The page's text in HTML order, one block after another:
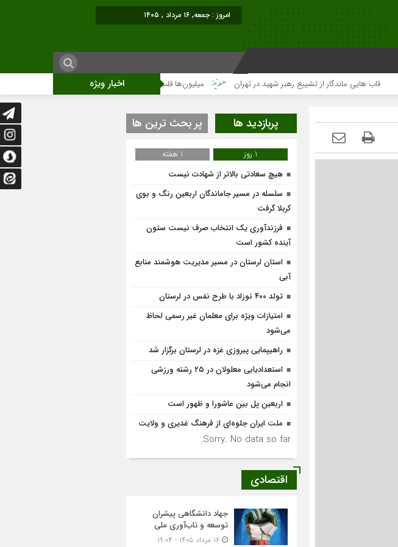
امروز : جمعه, ۱۶ مرداد , ۱۴۰۵
اخبار ویژه قاب هایی ماندگار از تشییع رهبر شهید در تهران میلیون‌ها قلب یک‌صدا برای امام شهید می‌تپد
پربازدید ها پر بحث ترین ها
1 روز
1 هفته
هیچ سعادتی بالاتر از شهادت نیست
سلسله در مسیر جاماندگان اربعین رنگ و بوی
کربلا گرفت
فرزندآوری یک انتخاب صرف نیست ستون
آینده کشور است
استان لرستان در مسیر مدیریت هوشمند منابع
آبی
تولد ۴۰۰ نوزاد با طرح نفس در لرستان
امتیازات ویژه برای معلمان غیر رسمی لحاظ
می‌شود
راهیپمایی پیروزی غزه در لرستان برگزار شد
استعدادیابی معلولان در ۲۵ رشته ورزشی
انجام می‌شود
اربعین پل بین عاشورا و ظهور است
ملت ایران جلوه‌ای از فرهنگ غدیری و ولایت
Sorry. No data so far.
اقتصادی
جهاد دانشگاهی پیشران
توسعه و تاب‌آوری ملی